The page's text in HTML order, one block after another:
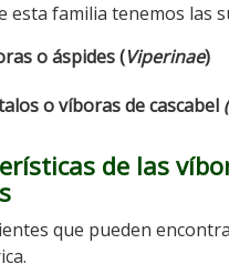
esta familia tenemos las
o áspides (Viperinae)
o víboras de cascabel
de las
que pueden